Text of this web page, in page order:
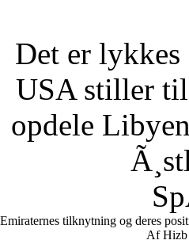
Det er lykkes
USA stiller til
opdele
Emiraternes tilknytning og deres
Af Hizb